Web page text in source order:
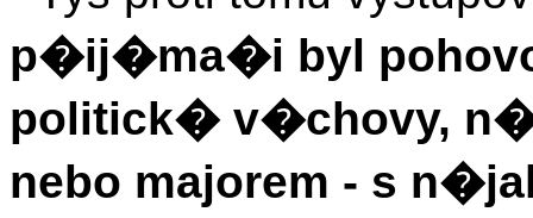
p�ij�ma�i byl
politick� v�chovy,
nebo majorem - s